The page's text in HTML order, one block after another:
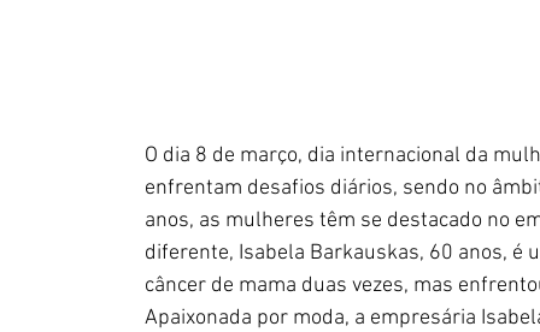
O dia 8 de março, dia internacional da
enfrentam desafios diários, sendo no
anos, as mulheres têm se destacado no
diferente, Isabela Barkauskas, 60 anos, é
câncer de mama duas vezes, mas
Apaixonada por moda, a empresária